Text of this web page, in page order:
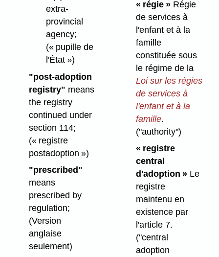
extra-
provincial
agency;
(« pupille de
l'État »)
"post-adoption
registry" means
the registry
continued under
section 114;
(« registre
postadoption »)
"prescribed"
means
prescribed by
regulation;
(Version
anglaise
seulement)
« régie »Régie
de services à
l'enfant et à la
famille
constituée sous
le régime de la
Loi sur les régies
de services à
l'enfant et à la
famille.
("authority")
« registre
central
d'adoption »Le
registre
maintenu en
existence par
l'article 7.
("central
adoption